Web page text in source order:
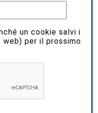
un cookie salvi i
web) per il prossimo